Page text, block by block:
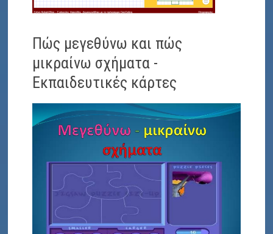
Πώς μεγεθύνω και πώς
μικραίνω σχήματα -
Εκπαιδευτικές κάρτες